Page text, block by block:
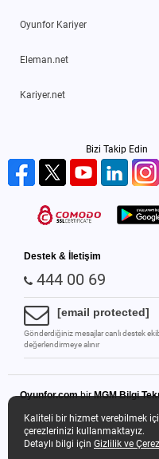
Kaliteli bir hizmet verebilmek
çerezlerinizi kullanmaktayız.
Detaylı bilgi için Gizlilik ve
Oyunfor Kariyer
Eleman.net
Kariyer.net
Bizi Takip Edin
Destek & İletişim
444 00 69
[email protected]
Gönderdiğiniz mesajlar canlı destek
değerlendirmeye alınır
Oyunfor.combirMGM Bilgi